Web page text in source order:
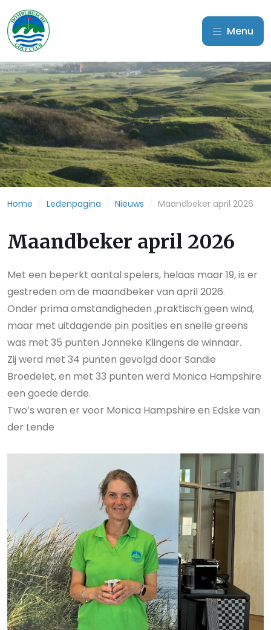
Menu
Home Ledenpagina Nieuws Maandbeker april 2026
Maandbeker april 2026
Met een beperkt aantal spelers, helaas maar 19, is er
gestreden om de maandbeker van april 2026.
Onder prima omstandigheden ,praktisch geen wind,
maar met uitdagende pin posities en snelle greens
was met 35 punten Jonneke Klingens de winnaar.
Zij werd met 34 punten gevolgd door Sandie
Broedelet, en met 33 punten werd Monica Hampshire
een goede derde.
Two’s waren er voor Monica Hampshire en Edske van
der Lende